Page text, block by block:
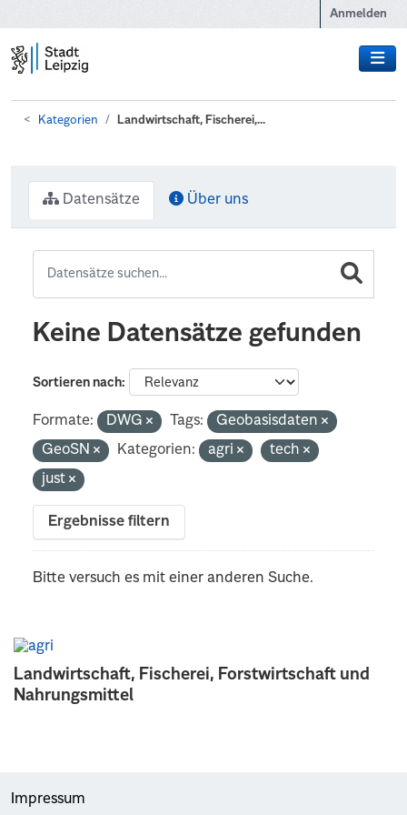
Anmelden
Kategorien Landwirtschaft, Fischerei,...
Landwirtschaft, Fischerei, Forstwirtschaft und
Nahrungsmittel
Datensätze Über uns
Keine Datensätze gefunden
Sortieren nach
Formate: DWG Tags:
Geobasisdaten
GeoSN
Kategorien: agri
tech
just
Ergebnisse filtern
Bitte versuch es mit einer anderen Suche.
Impressum